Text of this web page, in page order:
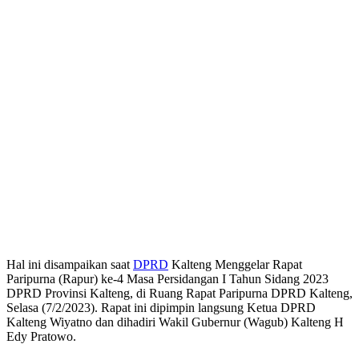
Hal ini disampaikan saat DPRD Kalteng Menggelar Rapat
Paripurna (Rapur) ke-4 Masa Persidangan I Tahun Sidang 2023
DPRD Provinsi Kalteng, di Ruang Rapat Paripurna DPRD Kalteng,
Selasa (7/2/2023). Rapat ini dipimpin langsung Ketua DPRD
Kalteng Wiyatno dan dihadiri Wakil Gubernur (Wagub) Kalteng H
Edy Pratowo.